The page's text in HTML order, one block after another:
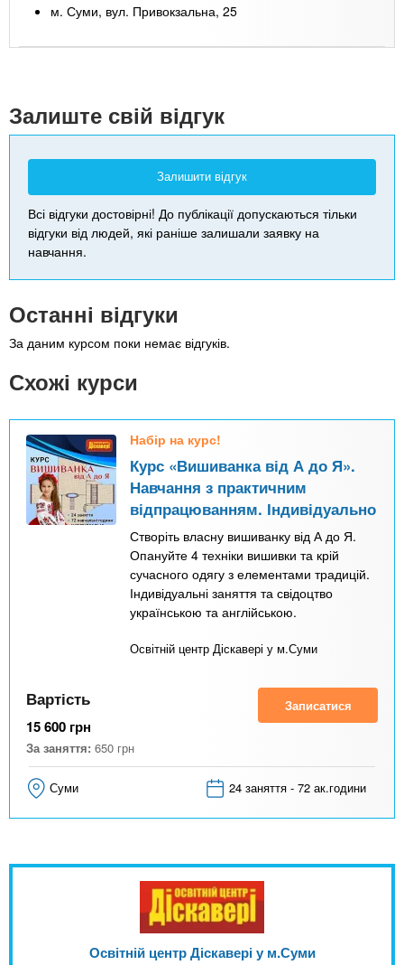
м. Суми, вул. Привокзальна, 25
Залиште свій відгук
Залишити відгук
Всі відгуки достовірні! До публікації допускаються тільки
відгуки від людей, які раніше залишали заявку на
навчання.
Останні відгуки
За даним курсом поки немає відгуків.
Схожі курси
Набір на курс!
Курс «Вишиванка від А до Я».
Навчання з практичним
відпрацюванням. Індивідуально
Створіть власну вишиванку від А до Я.
Опануйте 4 техніки вишивки та крій
сучасного одягу з елементами традицій.
Індивідуальні заняття та свідоцтво
українською та англійською.
Освітній центр Діскавері у м.Суми
Вартість
15 600 грн
За заняття: 650 грн
Записатися
Суми 24 заняття - 72 ак.години
Освітній центр Діскавері у м.Суми